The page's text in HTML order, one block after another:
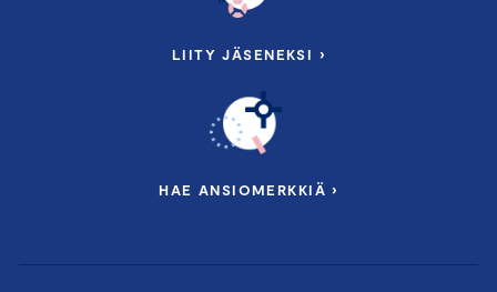
LIITY JÄSENEKSI ›
HAE ANSIOMERKKIÄ ›